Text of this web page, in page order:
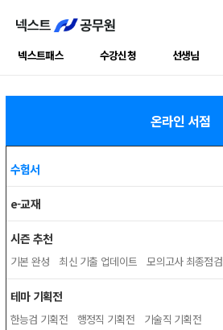
넥스트패스 수강신청 선생님
온라인 서점
수험서
e-교재
시즌 추천
기본 완성 최신 기출 업데이트 모의고사 최종점검
테마 기획전
한능검 기획전 행정직 기획전 기술직 기획전